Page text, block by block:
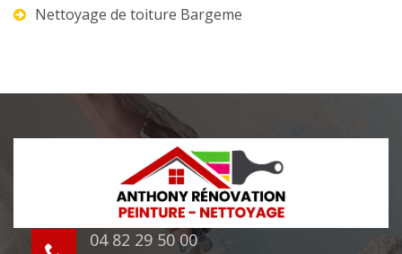
Nettoyage de toiture Bargeme
04 82 29 50 00